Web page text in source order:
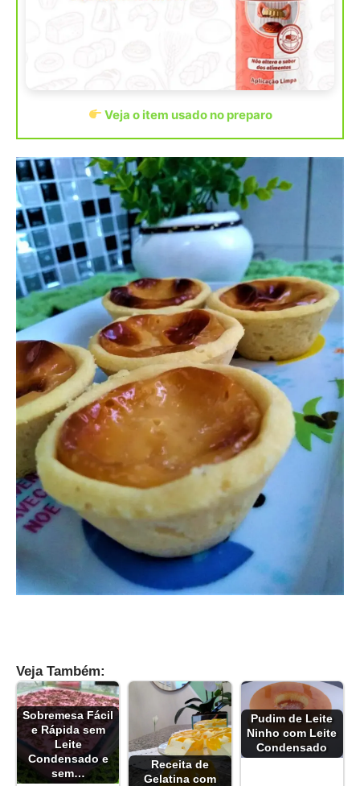
Veja o item usado no preparo
Veja Também:
Sobremesa Fácil
e Rápida sem
Leite
Condensado e
sem…
Receita de
Gelatina com
Pudim de Leite
Ninho com Leite
Condensado